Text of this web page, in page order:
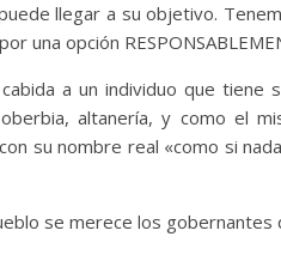
llegar a su objetivo.
una opción
a un individuo que
altanería, y como el
su nombre real «como si
se merece los gobernantes